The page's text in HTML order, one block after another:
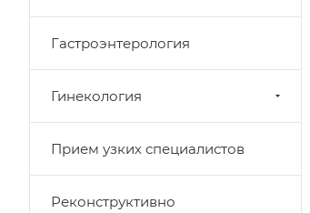
Гастроэнтерология
Гинекология
Прием узких специалистов
Реконструктивно